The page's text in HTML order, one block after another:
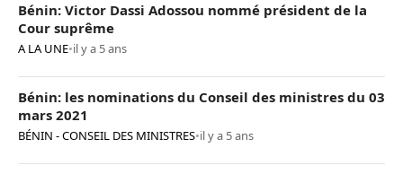
Bénin: Victor Dassi Adossou nommé président de la
Cour suprême
A LA UNE•il y a 5 ans
Bénin: les nominations du Conseil des ministres du 03
mars 2021
BÉNIN - CONSEIL DES MINISTRES•il y a 5 ans